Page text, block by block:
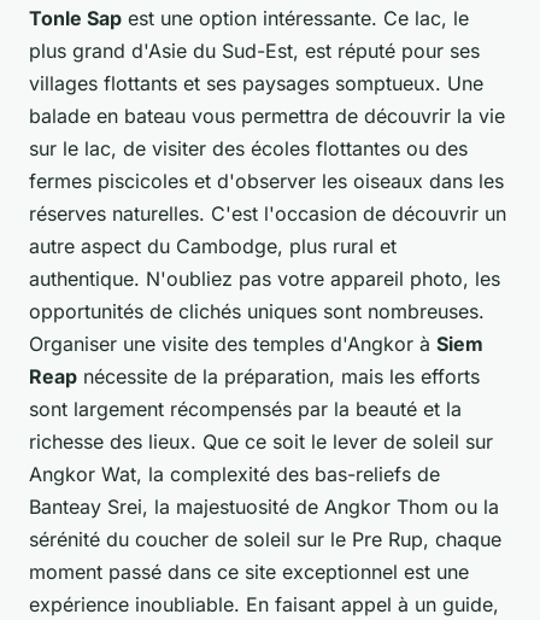
Tonle Sap est une option intéressante. Ce lac, le
plus grand d'Asie du Sud-Est, est réputé pour ses
villages flottants et ses paysages somptueux. Une
balade en bateau vous permettra de découvrir la vie
sur le lac, de visiter des écoles flottantes ou des
fermes piscicoles et d'observer les oiseaux dans les
réserves naturelles. C'est l'occasion de découvrir un
autre aspect du Cambodge, plus rural et
authentique. N'oubliez pas votre appareil photo, les
opportunités de clichés uniques sont nombreuses.
Organiser une visite des temples d'Angkor à Siem
Reap nécessite de la préparation, mais les efforts
sont largement récompensés par la beauté et la
richesse des lieux. Que ce soit le lever de soleil sur
Angkor Wat, la complexité des bas-reliefs de
Banteay Srei, la majestuosité de Angkor Thom ou la
sérénité du coucher de soleil sur le Pre Rup, chaque
moment passé dans ce site exceptionnel est une
expérience inoubliable. En faisant appel à un guide,